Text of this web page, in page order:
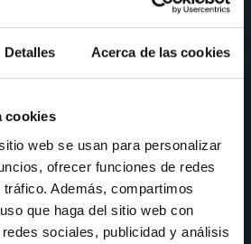
Detalles Acerca de las cookies
cookies
web se usan para personalizar
ofrecer funciones de redes
Además, compartimos
que haga del sitio web con
sociales, publicidad y análisis